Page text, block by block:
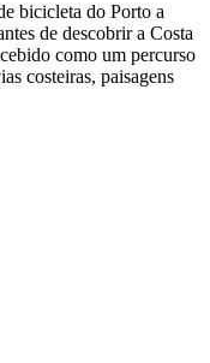
bicicleta do Porto a
de descobrir a Costa
como um percurso
costeiras, paisagens